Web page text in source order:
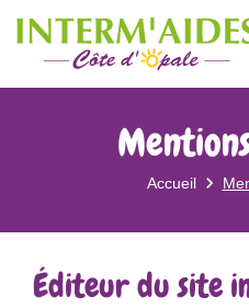
Accueil
Éditeur du site